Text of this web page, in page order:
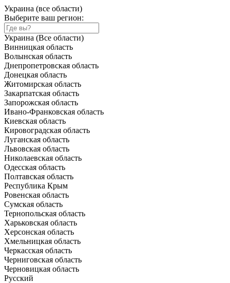
Украина (все области)
Выберите ваш регион:
Украина (Все области)
Винницкая область
Волынская область
Днепропетровская область
Донецкая область
Житомирская область
Закарпатская область
Запорожская область
Ивано-Франковская область
Киевская область
Кировоградская область
Луганская область
Львовская область
Николаевская область
Одесская область
Полтавская область
Республика Крым
Ровенская область
Сумская область
Тернопольская область
Харьковская область
Херсонская область
Хмельницкая область
Черкасская область
Черниговская область
Черновицкая область
Русский